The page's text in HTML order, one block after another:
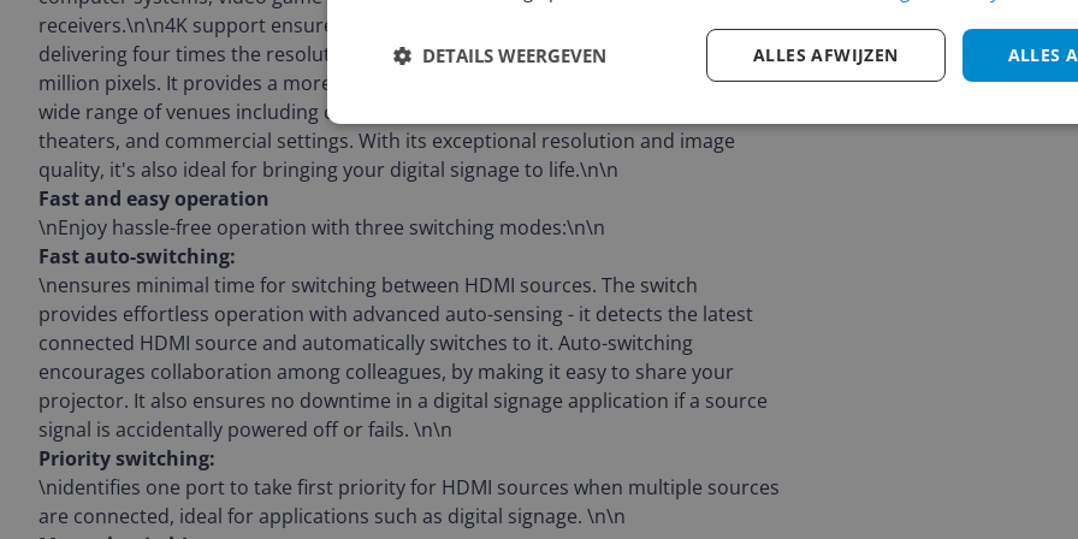
receivers.\n\n4K support ensures a higher level of image clarity and visibility,
delivering four times the resolution of 1080p - 8.29 million pixels versus 2.07
million pixels. It provides a more engaging visual experience for audiences in a
wide range of venues including conference centers and boardrooms, home
theaters, and commercial settings. With its exceptional resolution and image
quality, it's also ideal for bringing your digital signage to life.\n\n
Fast and easy operation
\nEnjoy hassle-free operation with three switching modes:\n\n
Fast auto-switching:
\nensures minimal time for switching between HDMI sources. The switch
provides effortless operation with advanced auto-sensing - it detects the latest
connected HDMI source and automatically switches to it. Auto-switching
encourages collaboration among colleagues, by making it easy to share your
projector. It also ensures no downtime in a digital signage application if a source
signal is accidentally powered off or fails. \n\n
Priority switching:
\nidentifies one port to take first priority for HDMI sources when multiple sources
are connected, ideal for applications such as digital signage. \n\n
ALLES
ALLES AFWIJZEN
DETAILS WEERGEVEN